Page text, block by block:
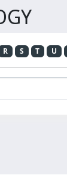
R S T U